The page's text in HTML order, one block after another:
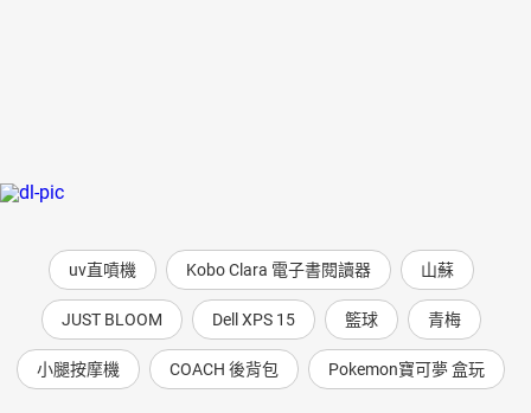
uv直噴機 Kobo Clara 電子書閱讀器 山蘇
JUST BLOOM Dell XPS 15 籃球 青梅
小腿按摩機 COACH 後背包 Pokemon寶可夢 盒玩